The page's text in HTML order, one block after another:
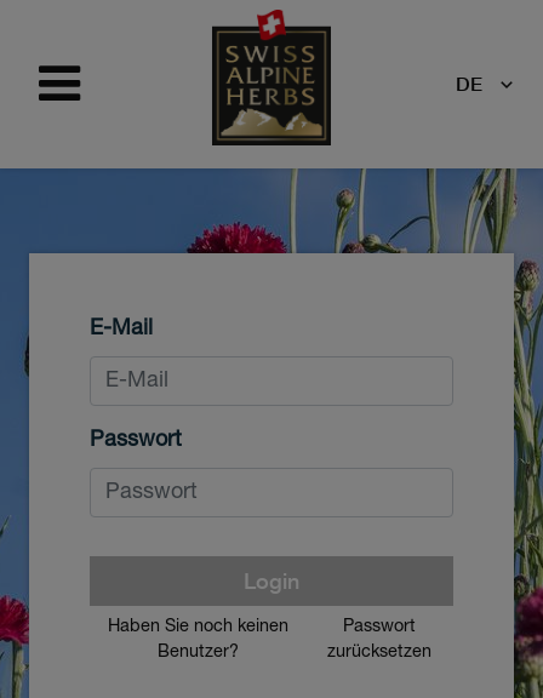
DE
E-Mail
Passwort
Login
Haben Sie noch keinen
Benutzer?
Passwort
zurücksetzen